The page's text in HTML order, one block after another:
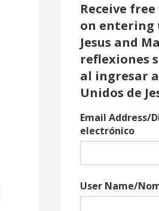
Receive
on entering
Jesus and
reflexiones
al ingresar
Unidos de
Email Address/
electrónico
User Name/